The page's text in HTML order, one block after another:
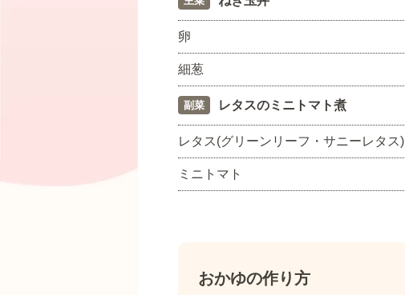
卵
細葱
副菜 レタスのミニトマト煮
レタス(グリーンリーフ・サニーレタス)
ミニトマト
おかゆの作り方